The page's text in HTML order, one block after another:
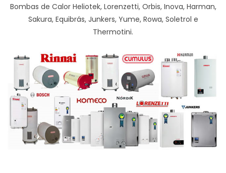
Bombas de Calor Heliotek, Lorenzetti, Orbis, Inova, Harman,
Sakura, Equibrás, Junkers, Yume, Rowa, Soletrol e
Thermotini.